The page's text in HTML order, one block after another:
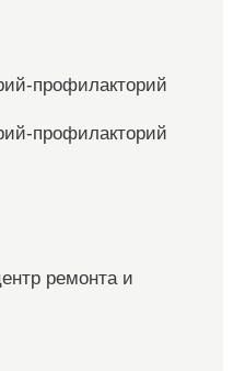
профилакторий
профилакторий
ремонта и